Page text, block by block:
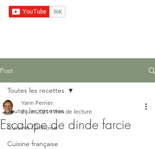
Post
Toutes les recettes
Cuisine Chinoise
Cuisine française
Toutes les recettes
Escalope de dinde farcie
Yann Perrier
2 juin 2021 1 min de lecture